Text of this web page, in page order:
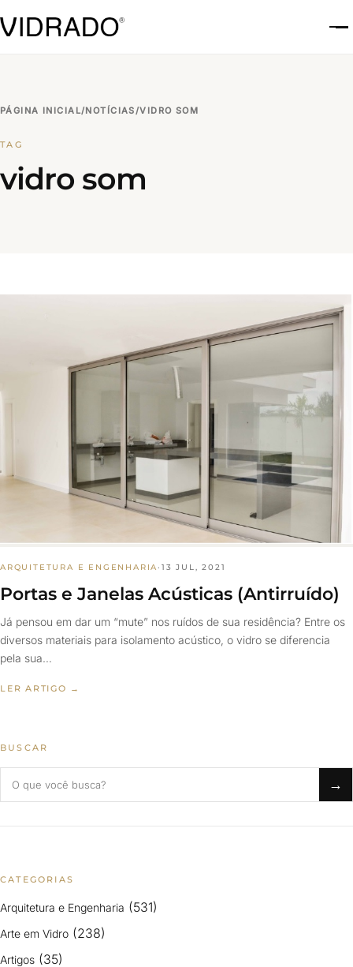
PÁGINA INICIAL/NOTÍCIAS/VIDRO SOM
TAG
vidro som
ARQUITETURA E ENGENHARIA·13 JUL, 2021
Portas e Janelas Acústicas (Antirruído)
Já pensou em dar um “mute” nos ruídos de sua residência? Entre os
diversos materiais para isolamento acústico, o vidro se diferencia
pela sua…
LER ARTIGO →
BUSCAR
→
CATEGORIAS
Arquitetura e Engenharia (531)
Arte em Vidro (238)
Artigos (35)